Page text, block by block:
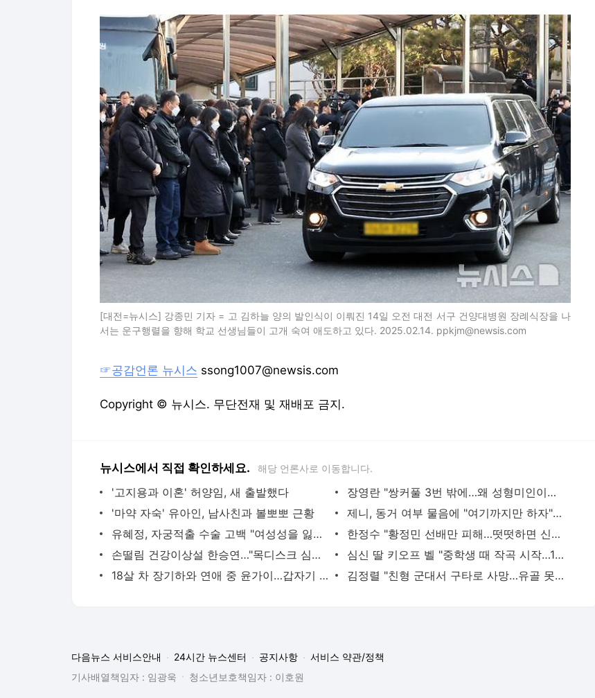
[대전=뉴시스] 강종민 기자 = 고 김하늘 양의 발인식이 이뤄진 14일 오전 대전 서구 건양대병원 장례식장을 나
서는 운구행렬을 향해 학교 선생님들이 고개 숙여 애도하고 있다. 2025.02.14. ppkjm@newsis.com
☞공감언론 뉴시스ssong1007@newsis.com
'마약 자숙' 유아인, 남사친과 볼뽀뽀 근황
18살 차 장기하와 연애 중 윤가이…갑자기 단발머리